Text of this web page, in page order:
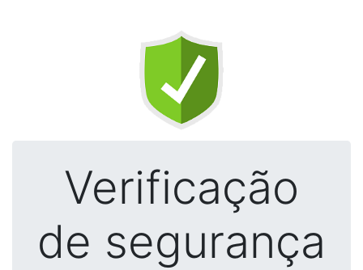
Verificação
de segurança